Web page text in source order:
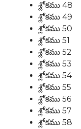
శ్లోకము 48
శ్లోకము 49
శ్లోకము 50
శ్లోకము 51
శ్లోకము 52
శ్లోకము 53
శ్లోకము 54
శ్లోకము 55
శ్లోకము 56
శ్లోకము 57
శ్లోకము 58